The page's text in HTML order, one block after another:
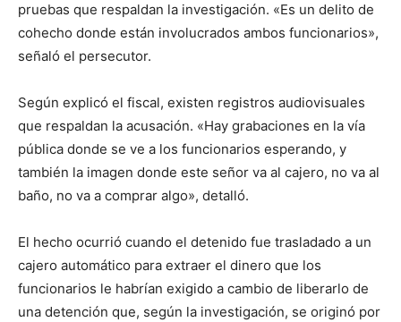
pruebas que respaldan la investigación. «Es un delito de
cohecho donde están involucrados ambos funcionarios»,
señaló el persecutor.
Según explicó el fiscal, existen registros audiovisuales
que respaldan la acusación. «Hay grabaciones en la vía
pública donde se ve a los funcionarios esperando, y
también la imagen donde este señor va al cajero, no va al
baño, no va a comprar algo», detalló.
El hecho ocurrió cuando el detenido fue trasladado a un
cajero automático para extraer el dinero que los
funcionarios le habrían exigido a cambio de liberarlo de
una detención que, según la investigación, se originó por